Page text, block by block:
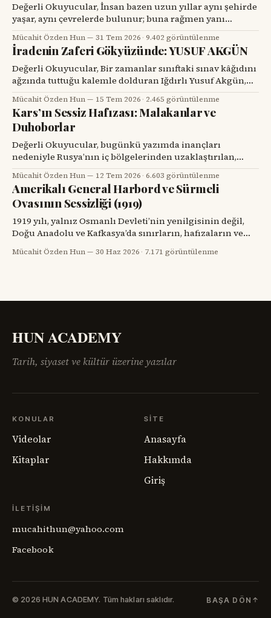
Değerli Okuyucular, İnsan bazen uzun yıllar aynı şehirde
yaşar, aynı çevrelerde bulunur; buna rağmen yanı
başındaki değerli bir hemşehrisini tanımak için bir
tesadüfü beklemek zorunda kalır. Prof. Dr. Hakan Alpay
Karasu’yla tanışmam da böyle oldu. Onu ilk gördüğümde,
karşımdaki kişinin başarılı bir diş hekimi, bilim insanı ve
üniversite yöneticisi
Mücahit Özden Hun 31 Tem 2026 ·9.402 görüntülenme
İradenin Zaferi Gökyüzünde: YUSUF AKGÜN
Değerli Okuyucular, Bir zamanlar sınıftaki sınav kâğıdını
ağzında tuttuğu kalemle dolduran Iğdırlı Yusuf Akgün,
bugün aynı kalemle Türkiye’nin millî muharip uçağı
KAAN’ı çiziyor. Çocuk yuvalarından dünya spor
sahnelerine, resim atölyelerinden TUSAŞ hangarlarına
uzanan bu yol, yalnızca bir başarı hikâyesi değil; insanın
kendi kaderine karşı verdiği büyük mücadelenin adıdır.
Mücahit Özden Hun 15 Tem 2026 · 2.465 görüntülenme
Kars’ın Sessiz Hafızası: Malakanlar ve
Duhoborlar
Değerli Okuyucular, bugünkü yazımda inançları
nedeniyle Rusya’nın iç bölgelerinden uzaklaştırılan,
Kars’ta köyler kurup toprağa kök salan ve tarihin başka
bir döneminde yeniden göç yollarına düşen iki
topluluğun hikâyesini dikkatinize sunacağım. Kars’ın
eski köylerinde kalın taş duvarlı bir eve, ahşap bir
verandaya, artık dönmeyen bir su değirmenine veya
Mücahit Özden Hun 12 Tem 2026 ·6.603 görüntülenme
Amerikalı General Harbord ve Sürmeli
Ovasının Sessizliği (1919)
1919 yılı, yalnız Osmanlı Devleti’nin yenilgisinin değil,
Doğu Anadolu ve Kafkasya’da sınırların, hafızaların ve
komşulukların parçalandığı bir yıldı. Savaş bitmiş
görünüyordu; fakat savaşın geride bıraktığı öfke, açlık,
Mücahit Özden Hun 30 Haz 2026 · 7.171 görüntülenme
HUN ACADEMY
Tarih, siyaset ve kültür üzerine yazılar
KONULAR
Videolar
Kitaplar
SITE
Anasayfa
Hakkımda
Giriş
İLETIŞIM
mucahithun@yahoo.com
Facebook
© 2026 HUN ACADEMY. Tüm hakları saklıdır. BAŞA DÖN